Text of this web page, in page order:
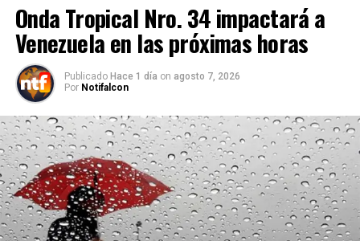
Onda Tropical Nro. 34 impactará a
Venezuela en las próximas horas
Publicado Hace 1 día on agosto 7, 2026
Por Notifalcon